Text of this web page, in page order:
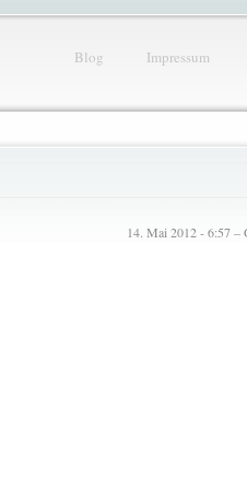
Blog Impressum
14. Mai 2012 - 6:57 –